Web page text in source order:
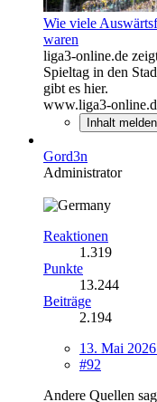
Wie viele
waren
liga3-online.de
Spieltag in den
gibt es hier.
www.liga3-
Inhalt melden
Gord3n
Administrator
Reaktionen
1.319
Punkte
13.244
Beiträge
2.194
13. Mai
#92
Andere Quellen